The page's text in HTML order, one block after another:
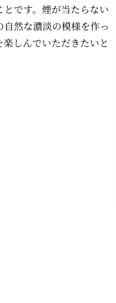
です。煙が当たらない
然な濃淡の模様を作っ
しんでいただきたいと